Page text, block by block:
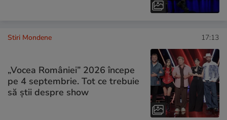
Stiri Mondene 17:13
„Vocea României” 2026 începe
pe 4 septembrie. Tot ce trebuie
să știi despre show